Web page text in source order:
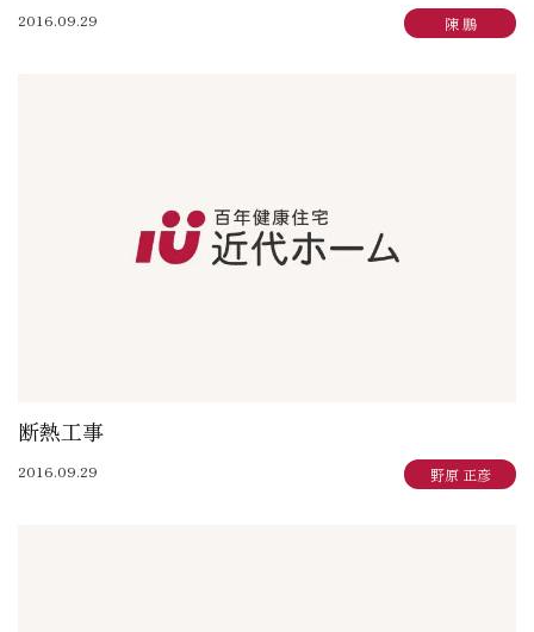
2016.09.29 陳 鵬
断熱工事
2016.09.29 野原 正彦